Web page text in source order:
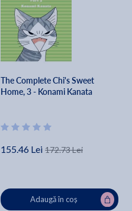
The Complete Chi's Sweet
Home, 3 - Konami Kanata
155.46 Lei 172.73 Lei
Adaugă în coș